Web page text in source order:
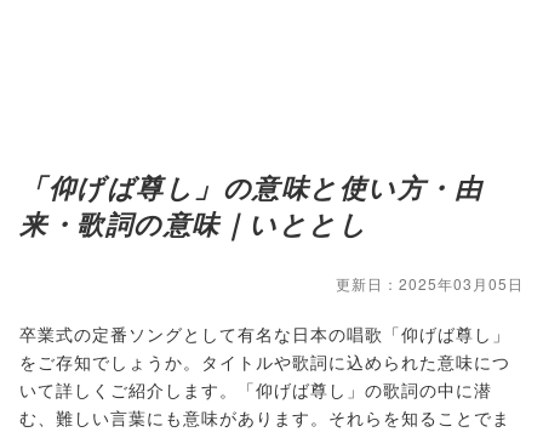
「仰げば尊し」の意味と使い方・由
来・歌詞の意味｜いととし
更新日：2025年03月05日
卒業式の定番ソングとして有名な日本の唱歌「仰げば尊し」
をご存知でしょうか。タイトルや歌詞に込められた意味につ
いて詳しくご紹介します。「仰げば尊し」の歌詞の中に潜
む、難しい言葉にも意味があります。それらを知ることでま